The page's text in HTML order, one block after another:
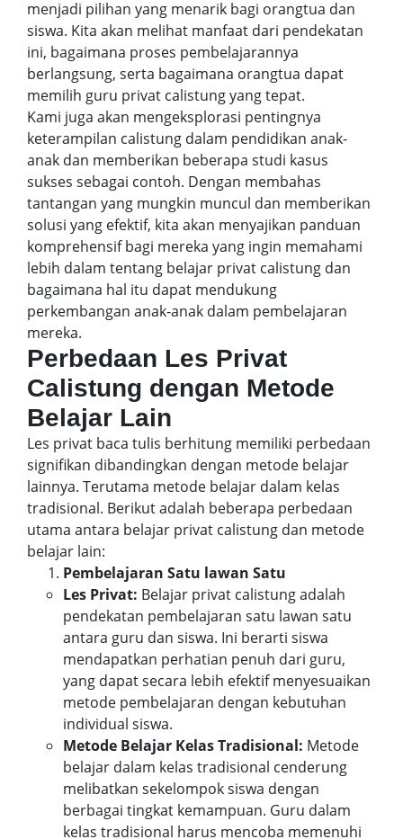
menjadi pilihan yang menarik bagi orangtua dan
siswa. Kita akan melihat manfaat dari pendekatan
ini, bagaimana proses pembelajarannya
berlangsung, serta bagaimana orangtua dapat
memilih guru privat calistung yang tepat.
Kami juga akan mengeksplorasi pentingnya
keterampilan calistung dalam pendidikan anak-
anak dan memberikan beberapa studi kasus
sukses sebagai contoh. Dengan membahas
tantangan yang mungkin muncul dan memberikan
solusi yang efektif, kita akan menyajikan panduan
komprehensif bagi mereka yang ingin memahami
lebih dalam tentang belajar privat calistung dan
bagaimana hal itu dapat mendukung
perkembangan anak-anak dalam pembelajaran
mereka.
Perbedaan Les Privat
Calistung dengan Metode
Belajar Lain
Les privat baca tulis berhitung memiliki perbedaan
signifikan dibandingkan dengan metode belajar
lainnya. Terutama metode belajar dalam kelas
tradisional. Berikut adalah beberapa perbedaan
utama antara belajar privat calistung dan metode
belajar lain:
Pembelajaran Satu lawan Satu
Les Privat: Belajar privat calistung adalah
pendekatan pembelajaran satu lawan satu
antara guru dan siswa. Ini berarti siswa
mendapatkan perhatian penuh dari guru,
yang dapat secara lebih efektif menyesuaikan
metode pembelajaran dengan kebutuhan
individual siswa.
Metode Belajar Kelas Tradisional: Metode
belajar dalam kelas tradisional cenderung
melibatkan sekelompok siswa dengan
berbagai tingkat kemampuan. Guru dalam
kelas tradisional harus mencoba memenuhi